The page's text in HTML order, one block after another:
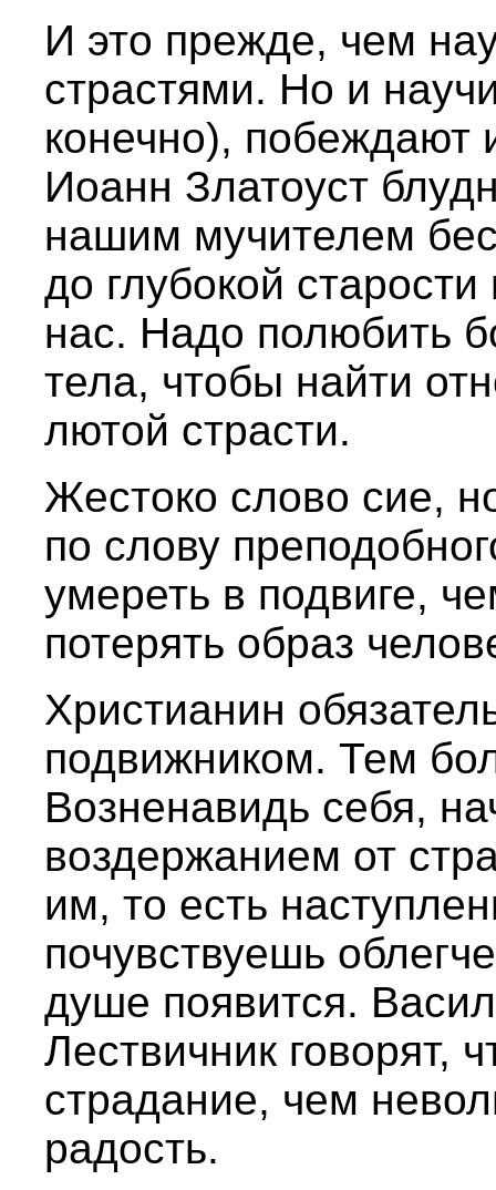
И это прежде, чем
страстями. Но и
конечно), побеждают
Иоанн Златоуст
нашим мучителем
до глубокой
нас. Надо полюбить
тела, чтобы найти
лютой страсти.
Жестоко слово сие,
по слову
умереть в подвиге,
потерять образ
Христианин
подвижником. Тем
Возненавидь себя,
воздержанием от
им, то есть
почувствуешь
душе появится.
Лествичник говорят,
страдание, чем
радость.